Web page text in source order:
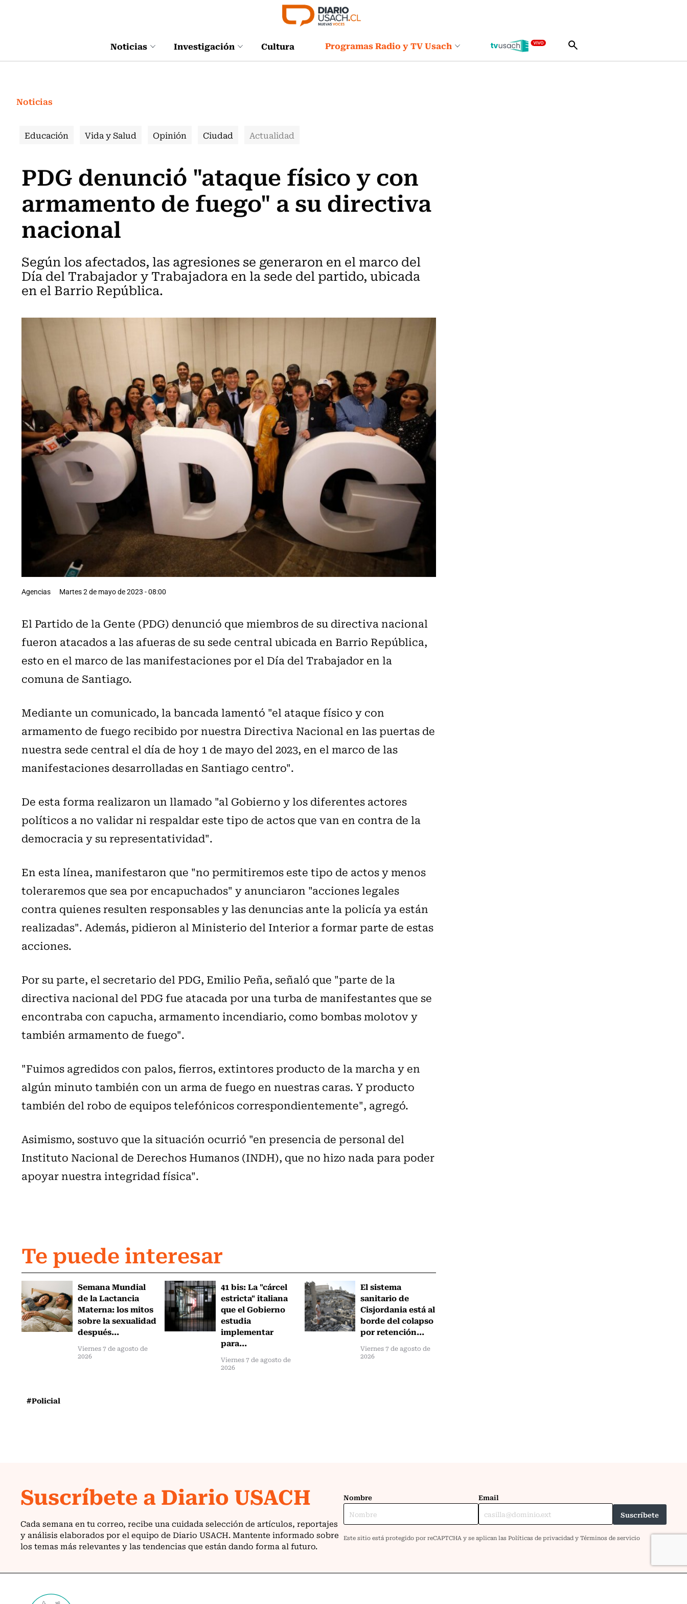
Noticias Investigación Cultura Programas Radio y TV Usach
Noticias
Educación Vida y Salud Opinión Ciudad Actualidad
PDG denunció "ataque físico y con
armamento de fuego" a su directiva
nacional
Según los afectados, las agresiones se generaron en el marco del
Día del Trabajador y Trabajadora en la sede del partido, ubicada
en el Barrio República.
Agencias Martes 2 de mayo de 2023 - 08:00
El Partido de la Gente (PDG) denunció que miembros de su directiva nacional
fueron atacados a las afueras de su sede central ubicada en Barrio República,
esto en el marco de las manifestaciones por el Día del Trabajador en la
comuna de Santiago.
Mediante un comunicado, la bancada lamentó "el ataque físico y con
armamento de fuego recibido por nuestra Directiva Nacional en las puertas de
nuestra sede central el día de hoy 1 de mayo del 2023, en el marco de las
manifestaciones desarrolladas en Santiago centro".
De esta forma realizaron un llamado "al Gobierno y los diferentes actores
políticos a no validar ni respaldar este tipo de actos que van en contra de la
democracia y su representatividad".
En esta línea, manifestaron que "no permitiremos este tipo de actos y menos
toleraremos que sea por encapuchados" y anunciaron "acciones legales
contra quienes resulten responsables y las denuncias ante la policía ya están
realizadas". Además, pidieron al Ministerio del Interior a formar parte de estas
acciones.
Por su parte, el secretario del PDG, Emilio Peña, señaló que "parte de la
directiva nacional del PDG fue atacada por una turba de manifestantes que se
encontraba con capucha, armamento incendiario, como bombas molotov y
también armamento de fuego".
"Fuimos agredidos con palos, fierros, extintores producto de la marcha y en
algún minuto también con un arma de fuego en nuestras caras. Y producto
también del robo de equipos telefónicos correspondientemente", agregó.
Asimismo, sostuvo que la situación ocurrió "en presencia de personal del
Instituto Nacional de Derechos Humanos (INDH), que no hizo nada para poder
apoyar nuestra integridad física".
Te puede interesar
Semana Mundial
de la Lactancia
Materna: los mitos
sobre la sexualidad
después...
Viernes 7 de agosto de
2026
41 bis: La "cárcel
estricta" italiana
que el Gobierno
estudia
implementar
para...
Viernes 7 de agosto de
2026
El sistema
sanitario de
Cisjordania está al
borde del colapso
por retención...
Viernes 7 de agosto de
2026
#Policial